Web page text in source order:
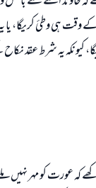
ہى وطئ كريگا،
يہ شرط عقد
كہ عورت كو مہر نہيں